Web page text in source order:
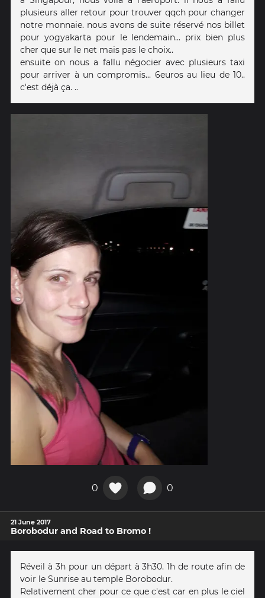
plusieurs aller retour pour trouver qqch pour changer
notre monnaie. nous avons de suite réservé nos billet
pour yogyakarta pour le lendemain... prix bien plus
cher que sur le net mais pas le choix..
ensuite on nous a fallu négocier avec plusieurs taxi
pour arriver à un compromis... 6euros au lieu de 10..
c'est déjà ça. ..
0 0
21 June 2017
Borobodur and Road to Bromo !
Réveil à 3h pour un départ à 3h30. 1h de route afin de
voir le Sunrise au temple Borobodur.
Relativement cher pour ce que c'est car en plus le ciel